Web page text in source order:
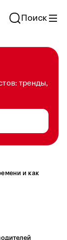
Поиск
тренды,
и как